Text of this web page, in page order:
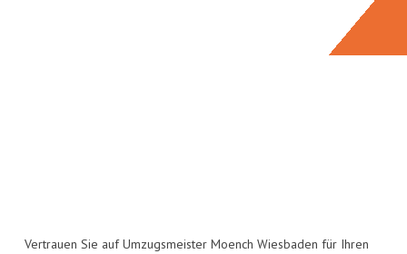
Vertrauen Sie auf Umzugsmeister Moench Wiesbaden für Ihren